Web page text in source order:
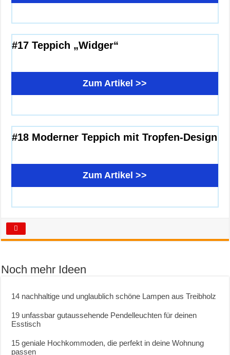
#17 Teppich „Widger“
Zum Artikel >>
#18 Moderner Teppich mit Tropfen-Design
Zum Artikel >>
Noch mehr Ideen
14 nachhaltige und unglaublich schöne Lampen aus Treibholz
19 unfassbar gutaussehende Pendelleuchten für deinen
Esstisch
15 geniale Hochkommoden, die perfekt in deine Wohnung
passen